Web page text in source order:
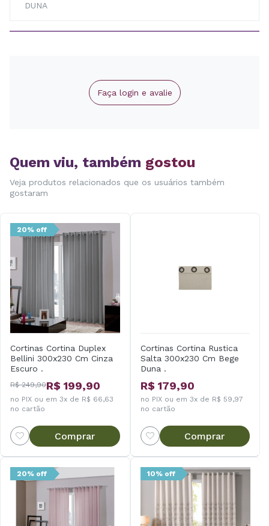
DUNA
Faça login e avalie
Quem viu, também gostou
Veja produtos relacionados que os usuários também
gostaram
20% off
Cortinas Cortina Duplex
Bellini 300x230 Cm Cinza
Escuro .
R$ 249,90R$ 199,90
no PIX ou em 3x de R$ 66,63
no cartão
Comprar
Cortinas Cortina Rustica
Salta 300x230 Cm Bege
Duna .
R$ 179,90
no PIX ou em 3x de R$ 59,97
no cartão
Comprar
20% off 10% off